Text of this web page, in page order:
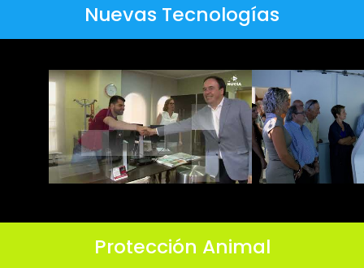
Nuevas Tecnologías
Protección Animal